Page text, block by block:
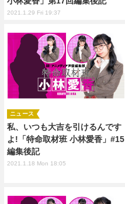
2021.1.29 Fri 19:37
私、いつも大吉を引けるんです
よ!「特命取材班 小林愛香」#15
編集後記
ニュース
2021.1.18 Mon 18:05